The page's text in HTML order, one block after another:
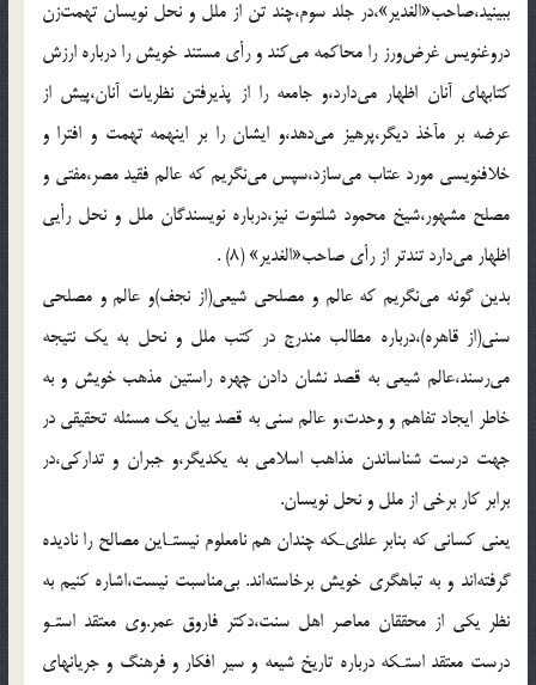
ببينيد،صاحب«الغدير»،در جلد سوم،چند تن از ملل و نحل نويسان تهمت‌زن
دروغنويس غرض‌ورز را محاكمه مى‌كند و رأى مستند خويش را درباره ارزش
كتابهاى آنان اظهار مى‌دارد،و جامعه را از پذيرفتن نظريات آنان،پيش از
عرضه بر مآخذ ديگر،پرهيز مى‌دهد،و ايشان را بر اينهمه تهمت و افترا و
خلافنويسى مورد عتاب مى‌سازد،سپس مى‌نگريم كه عالم فقيد مصر،مفتى و
مصلح مشهور،شيخ محمود شلتوت نيز،درباره نويسندگان ملل و نحل رأيى
اظهار مى‌دارد تندتر از رأى صاحب«الغدير» (8) .
بدين گونه مى‌نگريم كه عالم و مصلحى شيعى(از نجف)و عالم و مصلحى
سنى(از قاهره)،درباره مطالب مندرج در كتب ملل و نحل به يك نتيجه
مى‌رسند،عالم شيعى به قصد نشان دادن چهره راستين مذهب خويش و به
خاطر ايجاد تفاهم و وحدت،و عالم سنى به قصد بيان يك مسئله تحقيقى در
جهت درست شناساندن مذاهب اسلامى به يكديگر،و جبران و تداركى،در
برابر كار برخى از ملل و نحل نويسان.
يعنى كسانى كه بنابر عللىـكه چندان هم نامعلوم نيستـاين مصالح را ناديده
گرفته‌اند و به تباهگرى خويش برخاسته‌اند. بى‌مناسبت نيست،اشاره كنيم به
نظر يكى از محققان معاصر اهل سنت،دكتر فاروق عمر.وى معتقد استـو
درست معتقد استـكه درباره تاريخ شيعه و سير افكار و فرهنگ و جريانهاى